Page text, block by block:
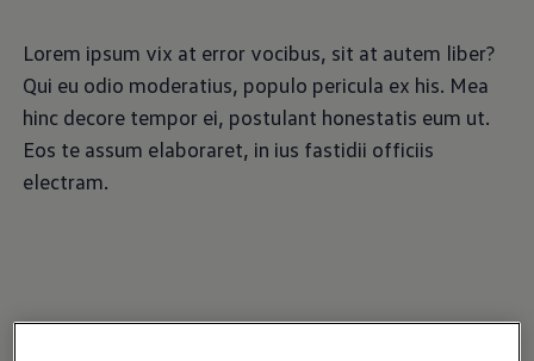
Lorem ipsum vix at error vocibus, sit at autem liber?
Qui eu odio moderatius, populo pericula ex his. Mea
hinc decore tempor ei, postulant honestatis eum ut.
Eos te assum elaboraret, in ius fastidii officiis
electram.